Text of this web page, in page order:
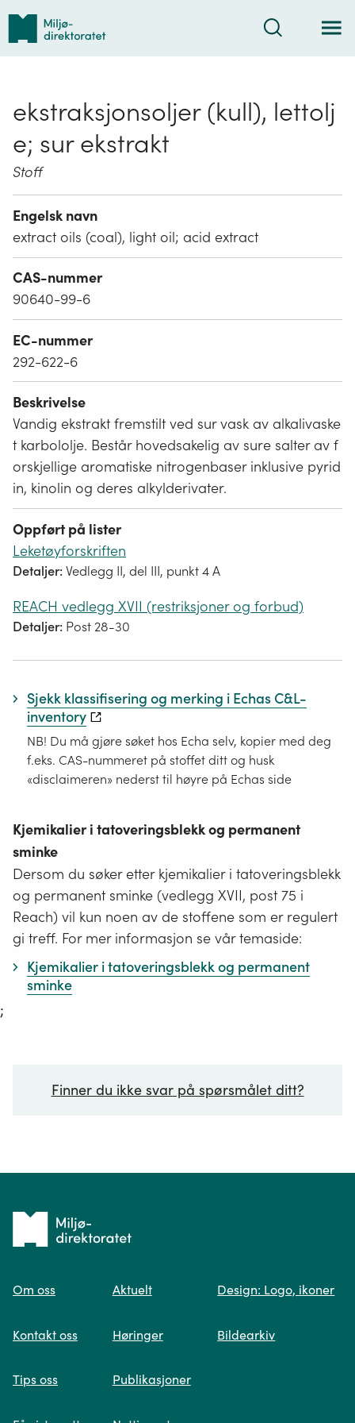
Tilbake
forsiden
Søk
ekstraksjonsoljer (kull), lettolj
e; sur ekstrakt
Stoff
Engelsk navn
extract oils (coal), light oil; acid extract
CAS-nummer
90640-99-6
EC-nummer
292-622-6
Beskrivelse
Vandig ekstrakt fremstilt ved sur vask av alkalivaske
t karbololje. Består hovedsakelig av sure salter av f
orskjellige aromatiske nitrogenbaser inklusive pyrid
in, kinolin og deres alkylderivater.
Oppført på lister
Leketøyforskriften
Detaljer:Vedlegg II, del III, punkt 4 A
REACH vedlegg XVII (restriksjoner og forbud)
Detaljer: Post 28-30
Sjekk klassifisering og merking i Echas C&L-
inventory
NB! Du må gjøre søket hos Echa selv, kopier med deg
f.eks. CAS-nummeret på stoffet ditt og husk
«disclaimeren» nederst til høyre på Echas side
Kjemikalier i tatoveringsblekk og permanent
sminke
Dersom du søker etter kjemikalier i tatoveringsblekk
og permanent sminke (vedlegg XVII, post 75 i
Reach) vil kun noen av de stoffene som er regulert
gi treff. For mer informasjon se vår temaside:
Kjemikalier i tatoveringsblekk og permanent
sminke
;
Finner du ikke svar på spørsmålet ditt?
Spør oss
søk og viser deg vår mest relevante
Tilbake
forsiden
Om oss
Kontakt oss
Tips oss
Aktuelt
Høringer
Publikasjoner
Design: Logo, ikoner
Bildearkiv